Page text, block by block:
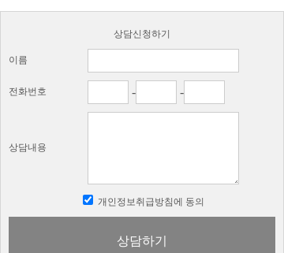
상담신청하기
이름
전화번호 - -
상담내용
개인정보취급방침에 동의